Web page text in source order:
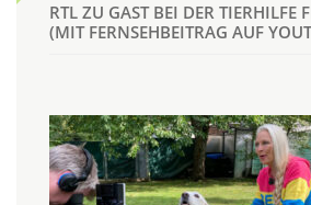
RTL ZU GAST BEI DER TIERHILFE
(MIT FERNSEHBEITRAG AUF